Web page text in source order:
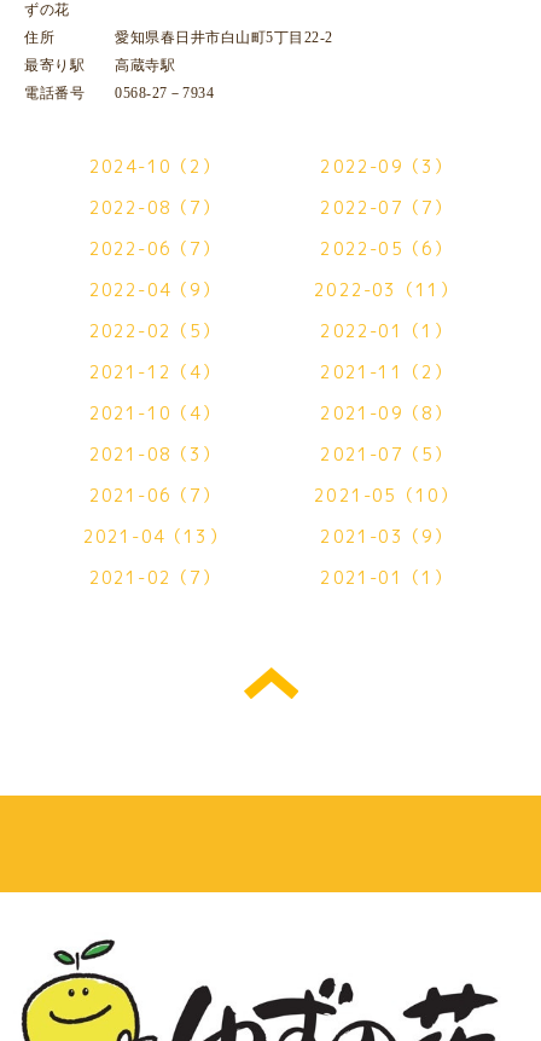
ずの花
住所 愛知県春日井市白山町5丁目22-2
最寄り駅 高蔵寺駅
電話番号 0568-27－7934
2024-10（2）
2022-09（3）
2022-08（7）
2022-07（7）
2022-06（7）
2022-05（6）
2022-04（9）
2022-03（11）
2022-02（5）
2022-01（1）
2021-12（4）
2021-11（2）
2021-10（4）
2021-09（8）
2021-08（3）
2021-07（5）
2021-06（7）
2021-05（10）
2021-04（13）
2021-03（9）
2021-02（7）
2021-01（1）